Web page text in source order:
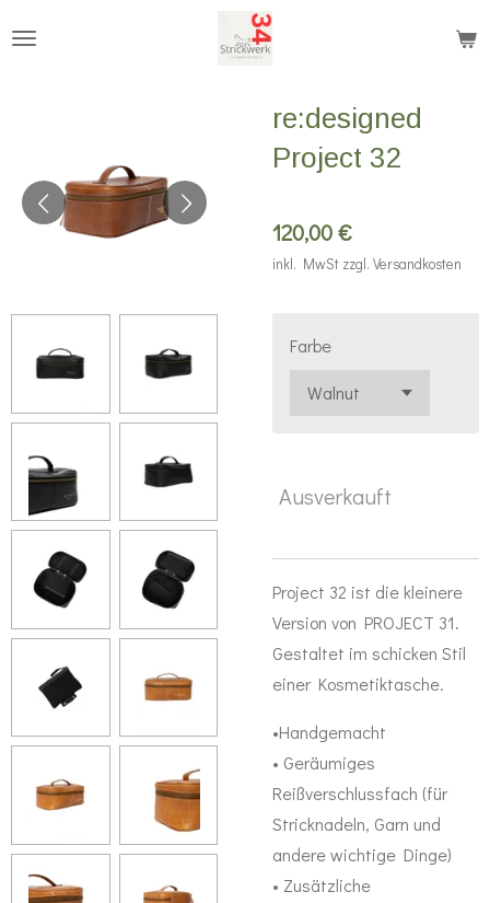
re:designed
Project 32
120,00 €
inkl. MwSt zzgl. Versandkosten
Farbe
Ausverkauft
Project 32 ist die kleinere
Version von PROJECT 31.
Gestaltet im schicken Stil
einer Kosmetiktasche.
•Handgemacht
• Geräumiges
Reißverschlussfach (für
Stricknadeln, Garn und
andere wichtige Dinge)
• Zusätzliche